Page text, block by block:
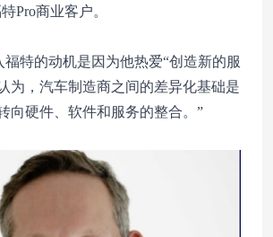
Pro商业客户。
福特的动机是因为他热爱“创造新的服
为，汽车制造商之间的差异化基础是
向硬件、软件和服务的整合。”